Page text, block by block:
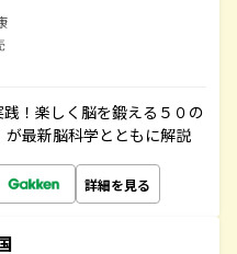
！楽しく脳を鍛える５０の
が最新脳科学とともに解説
詳細を見る